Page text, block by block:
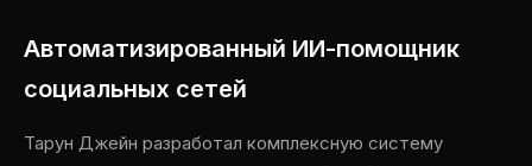
Автоматизированный ИИ-помощник
социальных сетей
Тарун Джейн разработал комплексную систему